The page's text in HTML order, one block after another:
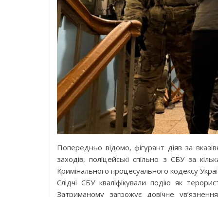
Попередньо відомо, фігурант діяв за
заходів, поліцейські спільно з СБУ за
Кримінального процесуального кодексу
Слідчі СБУ кваліфікували подію як
Затриманому загрожує довічне